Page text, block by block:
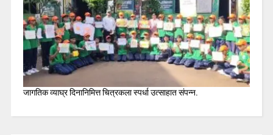
जागतिक व्याघ्र दिनानिमित्त चित्रकला स्पर्धा उत्साहात संपन्न.